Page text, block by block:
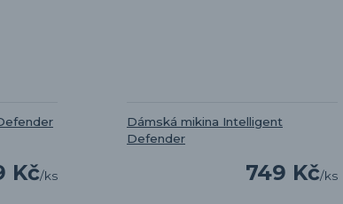
Kč/ks
Dámská mikina Intelligent
Defender
749 Kč/ks